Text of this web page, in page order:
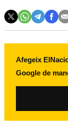
Afegeix
Google de